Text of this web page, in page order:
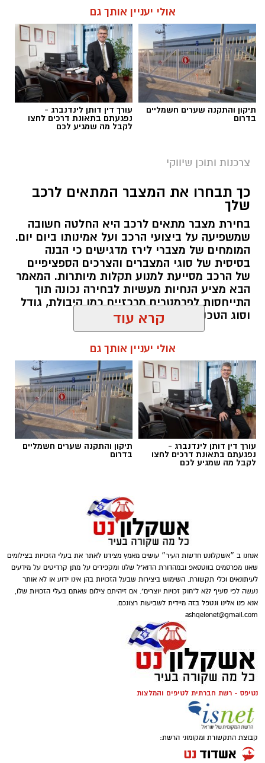
תוכן שיווקי / 11:41 10.08.26
תגים:איסוף חשבוניות מהמייל
magnific
כאן נכנס לתמונה איסוף חשבוניות אוטומטי
במקום שבעל העסק יעבור בכל חודש על תיבת
המייל, יחפש קבצים וירכז אותם ידנית, מערכת
חכמה יכולה לזהות חשבוניות, לקרוא את הנתונים
שמופיעים בהן, לסווג אותן ולרכז אותן בצורה
מסודרת.
אחת המערכות שפועלות בתחום היא לייזי אינוויס
מערכת ישראלית שמתמקדת באוטומציה של איסוף
חשבוניות מהמייל ומהוואטסאפ, לסרוק ולסווג אותן
באמצעות בינה מלאכותית ולרכז את ההוצאות
במקום אחד. בנוסף, ניתן להגדיר שליחה אוטומטית
של דוח מסודר לרואה החשבון בתאריך קבוע.
המעבר לאוטומציה מאפשר לבעל העסק להפסיק
להתייחס לאיסוף החשבוניות כאל משימה חודשית
גדולה. במקום לחכות לסוף החודש, החשבוניות
נאספות ומסודרות לאורך הדרך וכך ניתן לשמור על
סדר, לקבל תמונה ברורה יותר של הוצאות העסק
ולהפחית את כמות העבודה הידנית.
אולי יעניין אותך גם
תיקון והתקנה שערים חשמליים
בדרום
עורך דין דותן לינדנברג -
נפגעתם בתאונת דרכים לחצו
לקבל מה שמגיע לכם
צרכנות ותוכן שיווקי
כך תבחרו את המצבר המתאים לרכב
שלך
בחירת מצבר מתאים לרכב היא החלטה חשובה
שמשפיעה על ביצועי הרכב ועל אמינותו ביום יום.
המומחים של מצברי לירז מדגישים כי הבנה
בסיסית של סוגי המצברים והצרכים הספציפיים
של הרכב מסייעת למנוע תקלות מיותרות. המאמר
הבא מציע הנחיות מעשיות לבחירה נכונה תוך
התייחסות לפרמטרים מרכזיים כמו קיבולת, גודל
וסוג הטכנולוגיה.
תגים:מצבר
בחירת מצבר מתאים לרכב היא החלטה חשובה
שמשפיעה על ביצועי הרכב ועל אמינותו ביום יום.
המומחים של מצברי לירז מדגישים כי הבנה בסיסית
של סוגי המצברים והצרכים הספציפיים של הרכב
מסייעת למנוע תקלות מיותרות. המאמר הבא מציע
הנחיות מעשיות לבחירה נכונה תוך התייחסות
קרא עוד
אולי יעניין אותך גם
עורך דין דותן לינדנברג -
נפגעתם בתאונת דרכים לחצו
לקבל מה שמגיע לכם
תיקון והתקנה שערים חשמליים
בדרום
אנחנו ב ״אשקלונט חדשות העיר״ עושים מאמץ מצידנו לאתר את בעלי הזכויות בצילומים
שאנו מפרסמים בווטסאפ ובמהדורת הדוא"ל שלנו ומקפידים על מתן קרדיטים על מידעים
לעיתונאים וכלי תקשורת. השימוש ביצירות שבעל הזכויות בהן אינו ידוע או לא אותר
נעשה לפי סעיף 27א ל"חוק זכויות יוצרים". אם זיהיתם צילום שאתם בעלי הזכויות שלו,
אנא פנו אלינו ונטפל בזה מיידית לשביעות רצונכם.
ashqelonet@gmail.com
נטיפס - רשת חברתית לטיפים והמלצות
קבוצת התקשורת ומקומוני הרשת: